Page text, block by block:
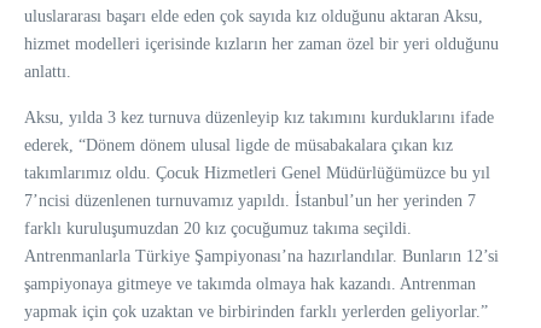
uluslararası başarı elde eden çok sayıda kız olduğunu aktaran Aksu,
hizmet modelleri içerisinde kızların her zaman özel bir yeri olduğunu
anlattı.
Aksu, yılda 3 kez turnuva düzenleyip kız takımını kurduklarını ifade
ederek, “Dönem dönem ulusal ligde de müsabakalara çıkan kız
takımlarımız oldu. Çocuk Hizmetleri Genel Müdürlüğümüzce bu yıl
7’ncisi düzenlenen turnuvamız yapıldı. İstanbul’un her yerinden 7
farklı kuruluşumuzdan 20 kız çocuğumuz takıma seçildi.
Antrenmanlarla Türkiye Şampiyonası’na hazırlandılar. Bunların 12’si
şampiyonaya gitmeye ve takımda olmaya hak kazandı. Antrenman
yapmak için çok uzaktan ve birbirinden farklı yerlerden geliyorlar.”